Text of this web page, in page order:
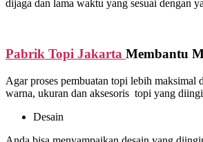
dijaga dan lama waktu yang sesuai dengan
Pabrik Topi Jakarta Membantu
Agar proses pembuatan topi lebih maksimal
warna, ukuran dan aksesoris topi yang
Desain